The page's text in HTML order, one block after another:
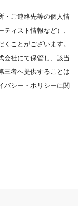
・ご連絡先等の個人情
ィスト情報など）、
ことがございます。
会社にて保管し、該当
三者へ提供することは
バシー・ポリシーに関